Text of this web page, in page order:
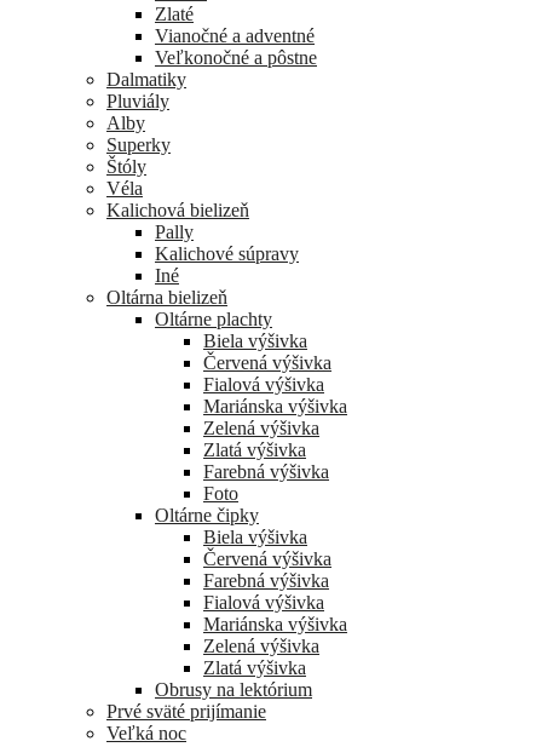
Zlaté
Vianočné a adventné
Veľkonočné a pôstne
Dalmatiky
Pluviály
Alby
Superky
Štóly
Véla
Kalichová bielizeň
Pally
Kalichové súpravy
Iné
Oltárna bielizeň
Oltárne plachty
Biela výšivka
Červená výšivka
Fialová výšivka
Mariánska výšivka
Zelená výšivka
Zlatá výšivka
Farebná výšivka
Foto
Oltárne čipky
Biela výšivka
Červená výšivka
Farebná výšivka
Fialová výšivka
Mariánska výšivka
Zelená výšivka
Zlatá výšivka
Obrusy na lektórium
Prvé sväté prijímanie
Veľká noc